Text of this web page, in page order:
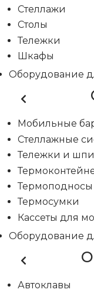
Стеллажи
Столы
Тележки
Шкафы
Оборудование
Мобильные
Стеллажные
Тележки и
Термоподносы
Термосумки
Кассеты для
Оборудование
Автоклавы